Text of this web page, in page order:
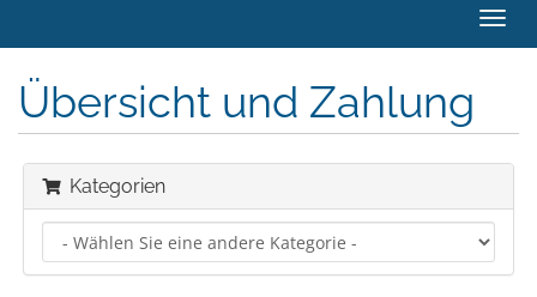
ein-/
Übersicht und Zahlung
Kategorien